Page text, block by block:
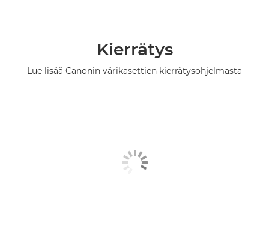
Kierrätys
Lue lisää Canonin värikasettien kierrätysohjelmasta